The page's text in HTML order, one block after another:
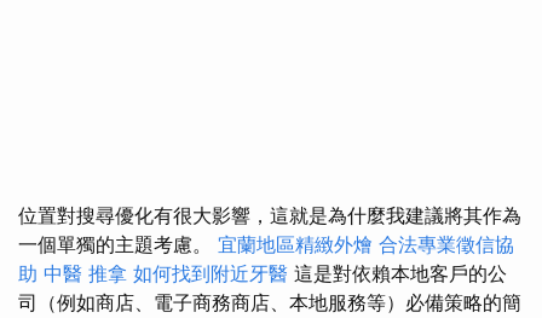
位置對搜尋優化有很大影響，這就是為什麼我建議將其作為
一個單獨的主題考慮。 宜蘭地區精緻外燴 合法專業徵信協
助 中醫 推拿 如何找到附近牙醫 這是對依賴本地客戶的公
司（例如商店、電子商務商店、本地服務等）必備策略的簡